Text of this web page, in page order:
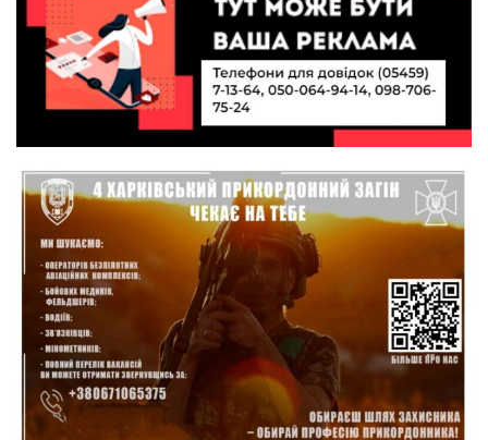
11:19
21 лип
На щиті повертається додому:
Краснопільська громада втратила 27-річного
Захисника Сергія Балабаєнка
19 лип
10:49
19 лип
Інтелектуальні злети та творчі перемоги:
історія успіху випускниці Вікторії Кондратенко
10:40
19 лип
Вірний присязі до останнього подиху:
підтримайте петицію про присвоєння звання
«Герой України» (посмертно) прикордоннику
Олександру Бойку
20:34
17 лип
Кохання попри все: як українці створюють сім’ї
в реаліях 2026 року